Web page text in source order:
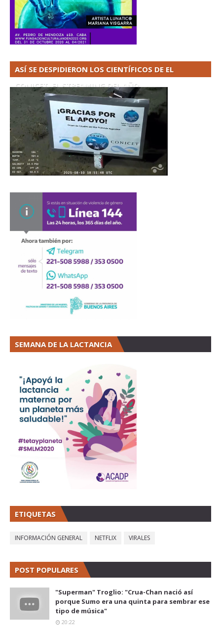
ASÍ SE DESPIDIERON LOS CIENTÍFICOS DE EL
CONICET. EL STREAMING DEL AÑO
SEMANA DE LA LACTANCIA
ETIQUETAS
INFORMACIÓN GENERAL NETFLIX VIRALES
POST POPULARES
"Superman" Troglio: "Crua-Chan nació así
porque Sumo era una quinta para sembrar ese
tipo de música"
20:22